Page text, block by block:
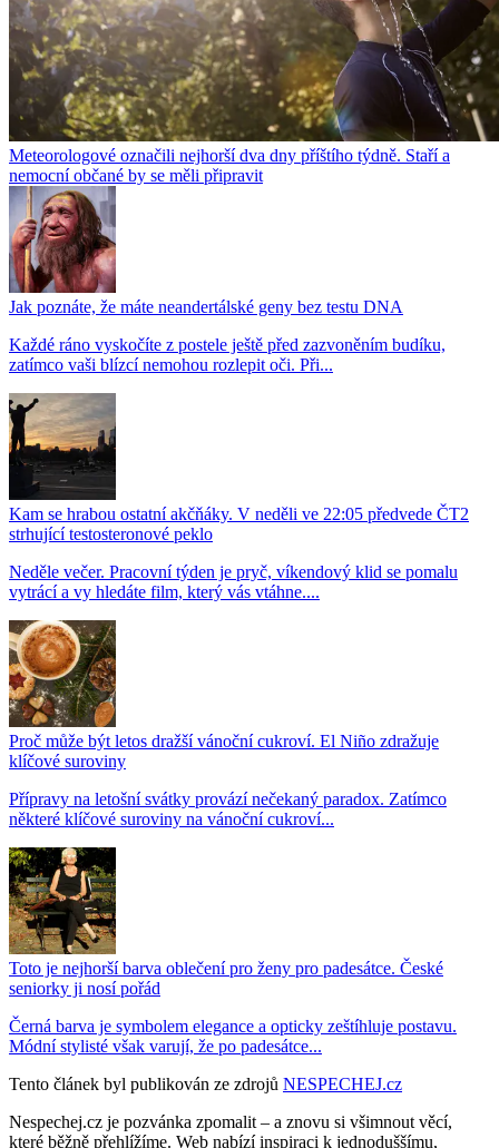
Meteorologové označili nejhorší dva dny příštího týdně. Staří a
nemocní občané by se měli připravit
Jak poznáte, že máte neandertálské geny bez testu DNA
Každé ráno vyskočíte z postele ještě před zazvoněním budíku,
zatímco vaši blízcí nemohou rozlepit oči. Při...
Kam se hrabou ostatní akčňáky. V neděli ve 22:05 předvede ČT2
strhující testosteronové peklo
Neděle večer. Pracovní týden je pryč, víkendový klid se pomalu
vytrácí a vy hledáte film, který vás vtáhne....
Proč může být letos dražší vánoční cukroví. El Niño zdražuje
klíčové suroviny
Přípravy na letošní svátky provází nečekaný paradox. Zatímco
některé klíčové suroviny na vánoční cukroví...
Toto je nejhorší barva oblečení pro ženy pro padesátce. České
seniorky ji nosí pořád
Černá barva je symbolem elegance a opticky zeštíhluje postavu.
Módní stylisté však varují, že po padesátce...
Tento článek byl publikován ze zdrojů NESPECHEJ.cz
Nespechej.cz je pozvánka zpomalit – a znovu si všimnout věcí,
které běžně přehlížíme. Web nabízí inspiraci k jednoduššímu,